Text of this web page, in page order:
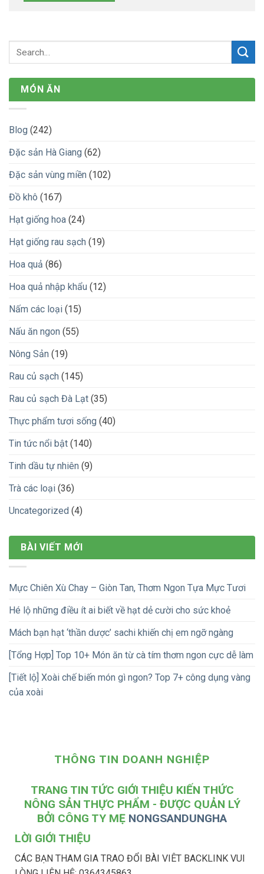
MÓN ĂN
Blog (242)
Đặc sản Hà Giang (62)
Đặc sản vùng miền (102)
Đồ khô (167)
Hạt giống hoa (24)
Hạt giống rau sạch (19)
Hoa quả (86)
Hoa quả nhập khẩu (12)
Nấm các loại (15)
Nấu ăn ngon (55)
Nông Sản (19)
Rau củ sạch (145)
Rau củ sạch Đà Lạt (35)
Thực phẩm tươi sống (40)
Tin tức nổi bật (140)
Tinh dầu tự nhiên (9)
Trà các loại (36)
Uncategorized (4)
BÀI VIẾT MỚI
Mực Chiên Xù Chay – Giòn Tan, Thơm Ngon Tựa Mực Tươi
Hé lộ những điều ít ai biết về hạt dẻ cười cho sức khoẻ
Mách bạn hạt ‘thần dược’ sachi khiến chị em ngỡ ngàng
[Tổng Hợp] Top 10+ Món ăn từ cà tím thơm ngon cực dễ làm
[Tiết lộ] Xoài chế biến món gì ngon? Top 7+ công dụng vàng
của xoài
THÔNG TIN DOANH NGHIỆP
TRANG TIN TỨC GIỚI THIỆU KIẾN THỨC
NÔNG SẢN THỰC PHẨM - ĐƯỢC QUẢN LÝ
BỞI CÔNG TY MẸ NONGSANDUNGHA
LỜI GIỚI THIỆU
CÁC BẠN THAM GIA TRAO ĐỔI BÀI VIÊT BACKLINK VUI